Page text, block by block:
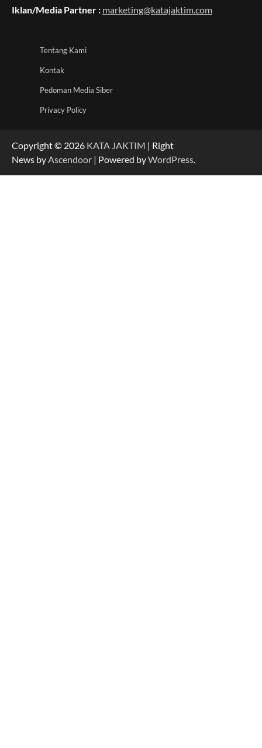
Iklan/Media Partner : marketing@katajaktim.com
Tentang Kami
Kontak
Pedoman Media Siber
Privacy Policy
Copyright © 2026 KATA JAKTIM | Right
News byAscendoor | Powered byWordPress.